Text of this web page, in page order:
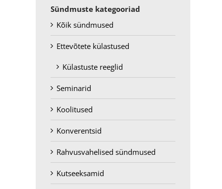
Sündmuste kategooriad
Kõik sündmused
Ettevõtete külastused
Külastuste reeglid
Seminarid
Koolitused
Konverentsid
Rahvusvahelised sündmused
Kutseeksamid